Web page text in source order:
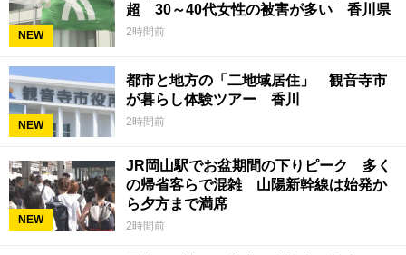
NEW
超 30～40代女性の被害が多い 香川県
2時間前
NEW
都市と地方の「二地域居住」 観音寺市
が暮らし体験ツアー 香川
2時間前
NEW
JR岡山駅でお盆期間の下りピーク 多く
の帰省客らで混雑 山陽新幹線は始発か
ら夕方まで満席
2時間前